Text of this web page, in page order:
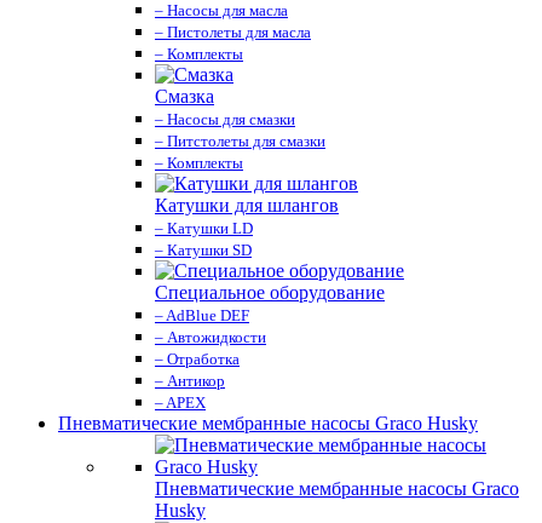
– Насосы для масла
– Пистолеты для масла
– Комплекты
Смазка
– Насосы для смазки
– Питстолеты для смазки
– Комплекты
Катушки для шлангов
– Катушки LD
– Катушки SD
Специальное оборудование
– AdBlue DEF
– Автожидкости
– Отработка
– Антикор
– APEX
Пневматические мембранные насосы Graco Husky
Пневматические мембранные насосы Graco
Husky